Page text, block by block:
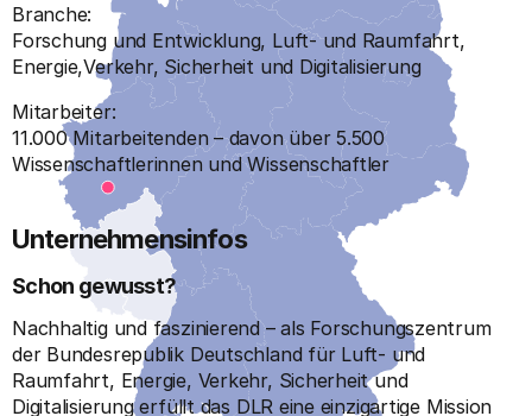
Branche:
Forschung und Entwicklung, Luft- und Raumfahrt,
Energie,Verkehr, Sicherheit und Digitalisierung
Mitarbeiter:
11.000 Mitarbeitenden – davon über 5.500
Wissenschaftlerinnen und Wissenschaftler
Unternehmensinfos
Schon gewusst?
Nachhaltig und faszinierend – als Forschungszentrum
der Bundesrepublik Deutschland für Luft- und
Raumfahrt, Energie, Verkehr, Sicherheit und
Digitalisierung erfüllt das DLR eine einzigartige Mission